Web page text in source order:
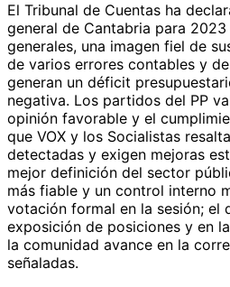
El Tribunal de Cuentas ha
general de Cantabria para 2023
generales, una imagen fiel de
de varios errores contables y
generan un déficit
negativa. Los partidos del PP
opinión favorable y el
que VOX y los Socialistas
detectadas y exigen mejoras
mejor definición del sector
más fiable y un control interno
votación formal en la sesión; el
exposición de posiciones y en
la comunidad avance en la
señaladas.